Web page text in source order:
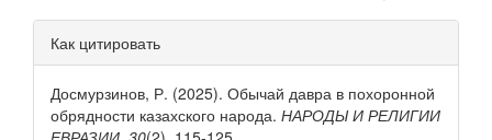
Детали
статьи
Как цитировать
Досмурзинов, Р. (2025). Обычай давра в похоронной
обрядности казахского народа. НАРОДЫ И РЕЛИГИИ